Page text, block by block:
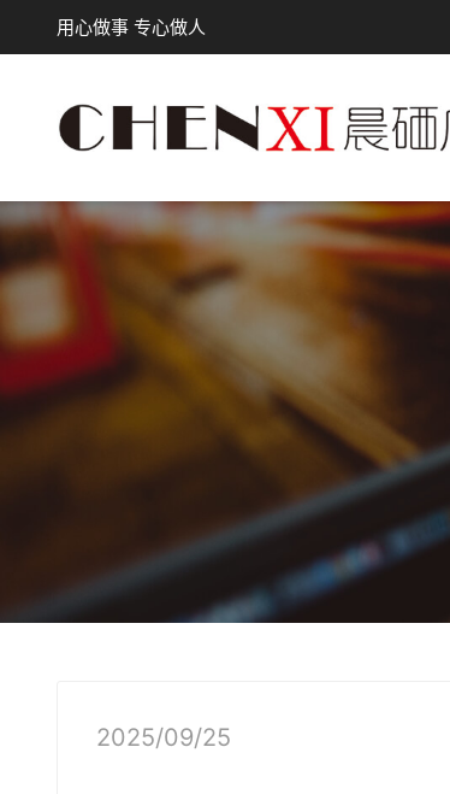
用心做事 专心做人
2025/09/25